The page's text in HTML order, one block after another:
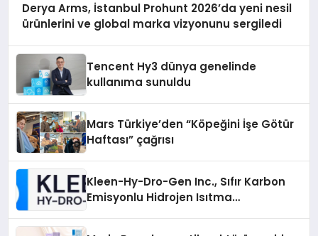
Derya Arms, İstanbul Prohunt 2026’da yeni nesil
ürünlerini ve global marka vizyonunu sergiledi
Tencent Hy3 dünya genelinde
kullanıma sunuldu
Mars Türkiye’den “Köpeğini İşe Götür
Haftası” çağrısı
Kleen-Hy-Dro-Gen Inc., Sıfır Karbon
Emisyonlu Hidrojen Isıtma